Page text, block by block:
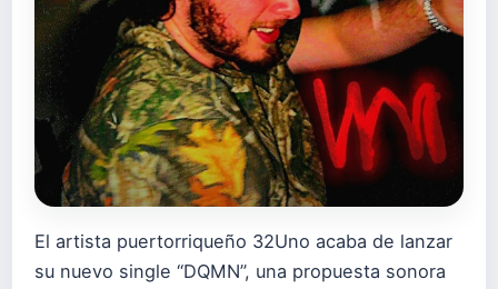
El artista puertorriqueño 32Uno acaba de lanzar
su nuevo single “DQMN”, una propuesta sonora